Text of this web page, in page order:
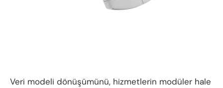
Veri modeli dönüşümünü, hizmetlerin modüler hale